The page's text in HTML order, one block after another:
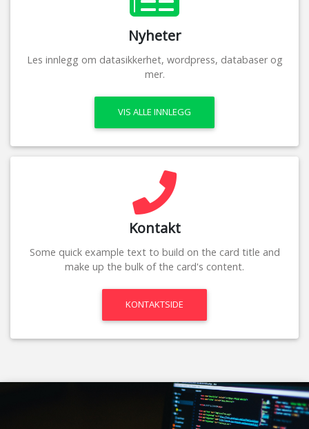
Nyheter
Les innlegg om datasikkerhet, wordpress, databaser og
mer.
VIS ALLE INNLEGG
Kontakt
Some quick example text to build on the card title and
make up the bulk of the card's content.
KONTAKTSIDE